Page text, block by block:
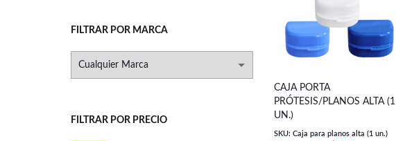
CAJA PORTA
PRÓTESIS/PLANOS ALTA (1
UN.)
SKU: Caja para planos alta (1 un.)
FILTRAR POR MARCA
FILTRAR POR PRECIO